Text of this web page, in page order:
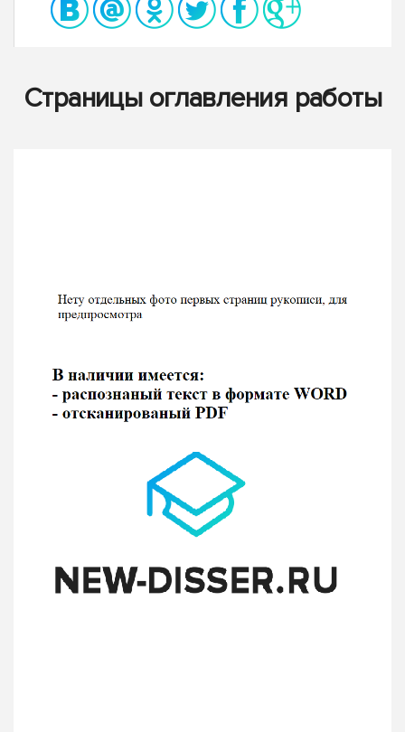
Страницы оглавления работы